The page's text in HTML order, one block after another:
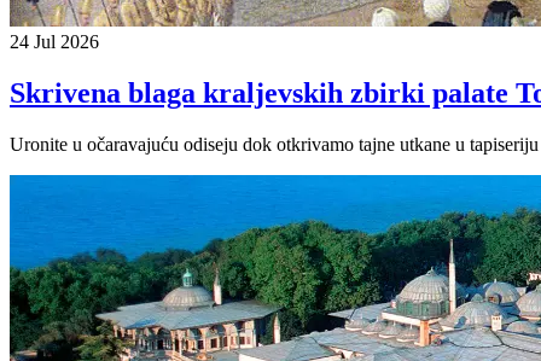
24 Jul 2026
Skrivena blaga kraljevskih zbirki palate
Uronite u očaravajuću odiseju dok otkrivamo tajne utkane u